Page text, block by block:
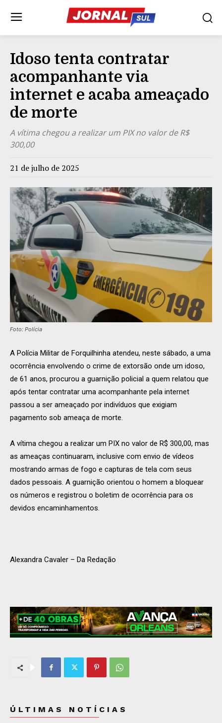
Idoso tenta contratar
acompanhante via
internet e acaba ameaçado
de morte
A vítima chegou a realizar um PIX no valor de R$
300,00
21 de julho de 2025
Foto: Polícia
A Polícia Militar de Forquilhinha atendeu, neste sábado, a uma
ocorrência envolvendo o crime de extorsão onde um idoso,
de 61 anos, procurou a guarnição policial a quem relatou que
após tentar contratar uma acompanhante pela internet
passou a ser ameaçado por indivíduos que exigiam
pagamento sob ameaça de morte.
A vítima chegou a realizar um PIX no valor de R$ 300,00, mas
as ameaças continuaram, inclusive com envio de vídeos
mostrando armas de fogo e capturas de tela com seus
dados pessoais. A guarnição orientou o homem a bloquear
os números e registrou o boletim de ocorrência para os
devidos encaminhamentos.
Alexandra Cavaler – Da Redação
ÚLTIMAS NOTÍCIAS